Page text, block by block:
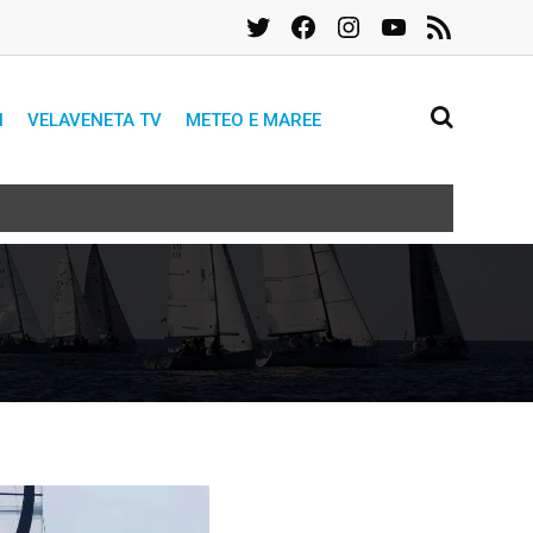
TwitterFacebookInstagramYouTube
Feed
RSS
VELAVENETA TV METEO E MAREE